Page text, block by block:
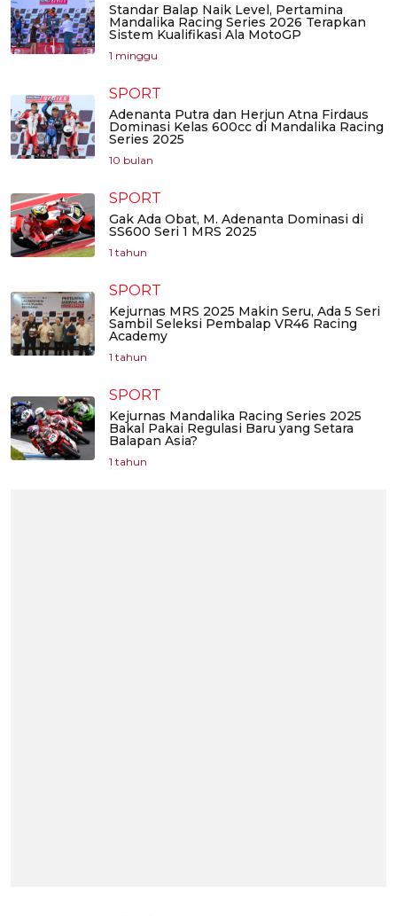
Standar Balap Naik Level, Pertamina
Mandalika Racing Series 2026 Terapkan
Sistem Kualifikasi Ala MotoGP
1 minggu
SPORT
Adenanta Putra dan Herjun Atna Firdaus
Dominasi Kelas 600cc di Mandalika Racing
Series 2025
10 bulan
SPORT
Gak Ada Obat, M. Adenanta Dominasi di
SS600 Seri 1 MRS 2025
1 tahun
SPORT
Kejurnas MRS 2025 Makin Seru, Ada 5 Seri
Sambil Seleksi Pembalap VR46 Racing
Academy
1 tahun
SPORT
Kejurnas Mandalika Racing Series 2025
Bakal Pakai Regulasi Baru yang Setara
Balapan Asia?
1 tahun